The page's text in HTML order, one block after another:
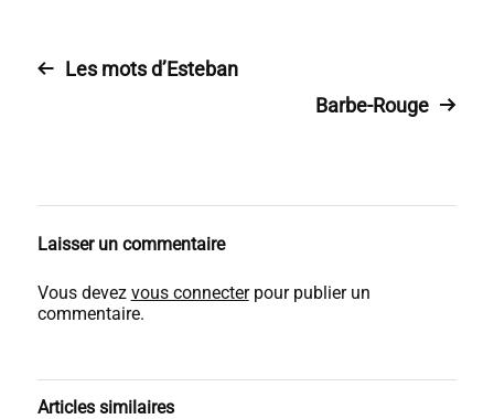
Les mots d’Esteban
Barbe-Rouge
Laisser un commentaire
Vous devez vous connecterpour publier un
commentaire.
Articles similaires